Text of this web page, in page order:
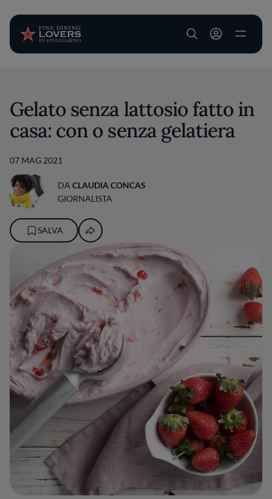
User account
Gelato senza lattosio fatto in
casa: con o senza gelatiera
07 MAG 2021
DA CLAUDIA CONCAS
GIORNALISTA
SALVA